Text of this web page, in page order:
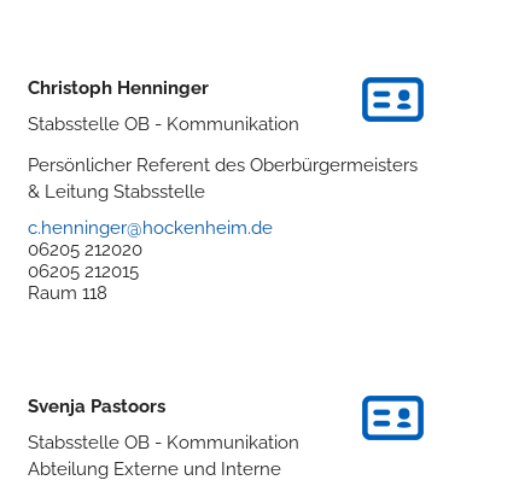
Christoph Henninger
Stabsstelle OB - Kommunikation
Persönlicher Referent des Oberbürgermeisters
& Leitung Stabsstelle
c.henninger@hockenheim.de
06205 212020
06205 212015
Raum 118
Svenja Pastoors
Stabsstelle OB - Kommunikation
Abteilung Externe und Interne